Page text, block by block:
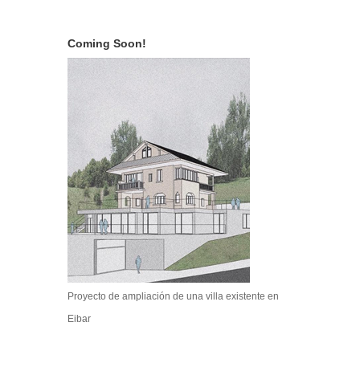
Coming Soon!
Proyecto de ampliación de una villa existente en
Eibar